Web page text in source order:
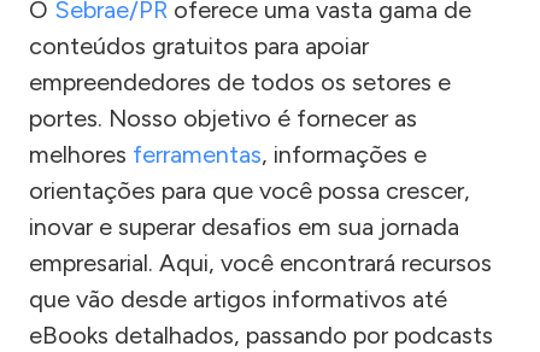
O Sebrae/PR oferece uma vasta gama de
conteúdos gratuitos para apoiar
empreendedores de todos os setores e
portes. Nosso objetivo é fornecer as
melhores ferramentas, informações e
orientações para que você possa crescer,
inovar e superar desafios em sua jornada
empresarial. Aqui, você encontrará recursos
que vão desde artigos informativos até
eBooks detalhados, passando por podcasts